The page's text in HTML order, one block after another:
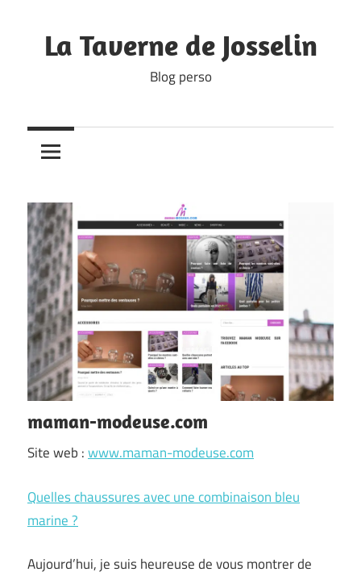
content
La Taverne de Josselin
Blog perso
maman-modeuse.com
Site web :www.maman-modeuse.com
Quelles chaussures avec une combinaison bleu
marine ?
Aujourd’hui, je suis heureuse de vous montrer de